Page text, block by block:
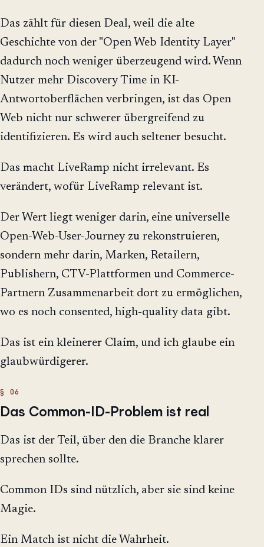
Das zählt für diesen Deal, weil die alte
Geschichte von der "Open Web Identity Layer"
dadurch noch weniger überzeugend wird. Wenn
Nutzer mehr Discovery Time in KI-
Antwortoberflächen verbringen, ist das Open
Web nicht nur schwerer übergreifend zu
identifizieren. Es wird auch seltener besucht.
Das macht LiveRamp nicht irrelevant. Es
verändert, wofür LiveRamp relevant ist.
Der Wert liegt weniger darin, eine universelle
Open-Web-User-Journey zu rekonstruieren,
sondern mehr darin, Marken, Retailern,
Publishern, CTV-Plattformen und Commerce-
Partnern Zusammenarbeit dort zu ermöglichen,
wo es noch consented, high-quality data gibt.
Das ist ein kleinerer Claim, und ich glaube ein
glaubwürdigerer.
Das Common-ID-Problem ist real
Das ist der Teil, über den die Branche klarer
sprechen sollte.
Common IDs sind nützlich, aber sie sind keine
Magie.
Ein Match ist nicht die Wahrheit.